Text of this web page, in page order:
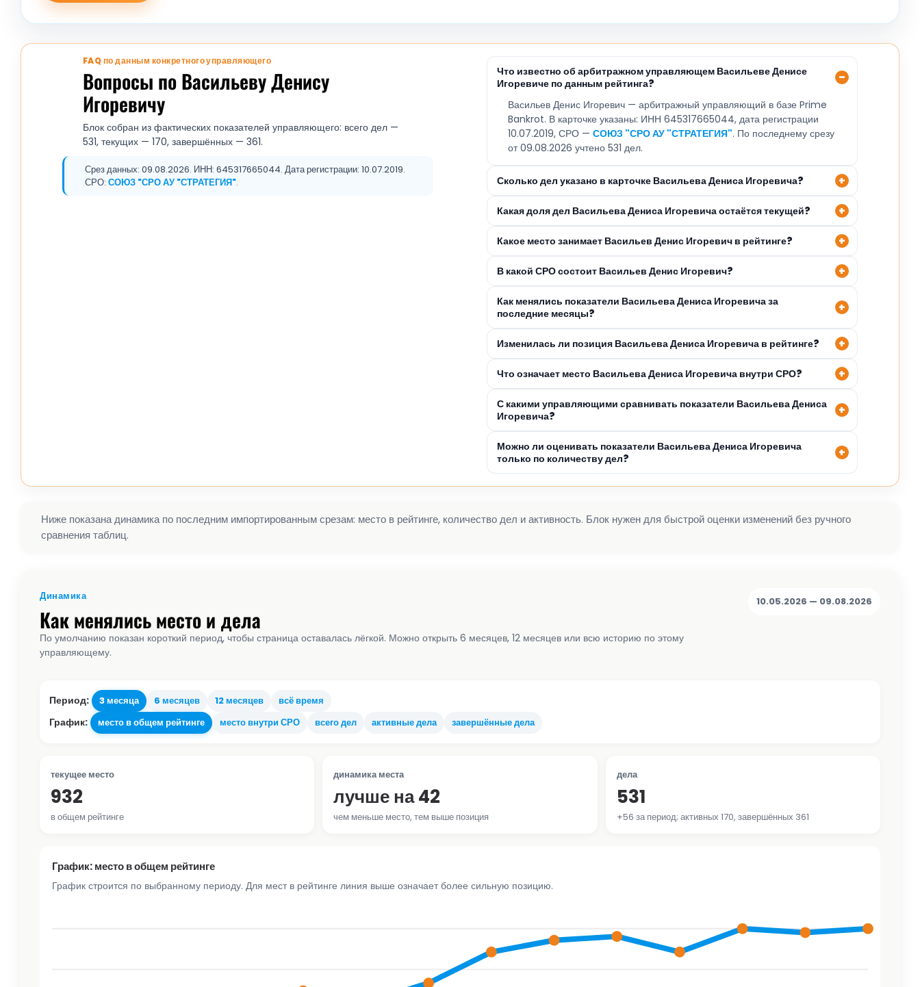
FAQ по данным конкретного управляющего
Вопросы по Васильеву Денису
Игоревичу
Блок собран из фактических показателей управляющего: всего дел —
531, текущих — 170, завершённых — 361.
Срез данных: 09.08.2026. ИНН: 645317665044. Дата регистрации: 10.07.2019.
СРО: СОЮЗ "СРО АУ "СТРАТЕГИЯ".
Что известно об арбитражном управляющем Васильеве Денисе
Игоревиче по данным рейтинга?
Васильев Денис Игоревич — арбитражный управляющий в базе Prime
Bankrot. В карточке указаны: ИНН 645317665044, дата регистрации
10.07.2019, СРО — СОЮЗ "СРО АУ "СТРАТЕГИЯ". По последнему срезу
от 09.08.2026 учтено 531 дел.
Сколько дел указано в карточке Васильева Дениса Игоревича?
Какая доля дел Васильева Дениса Игоревича остаётся текущей?
Какое место занимает Васильев Денис Игоревич в рейтинге?
В какой СРО состоит Васильев Денис Игоревич?
Как менялись показатели Васильева Дениса Игоревича за
последние месяцы?
Изменилась ли позиция Васильева Дениса Игоревича в рейтинге?
Что означает место Васильева Дениса Игоревича внутри СРО?
С какими управляющими сравнивать показатели Васильева Дениса
Игоревича?
Можно ли оценивать показатели Васильева Дениса Игоревича
только по количеству дел?
Ниже показана динамика по последним импортированным срезам: место в рейтинге, количество дел и активность. Блок нужен для быстрой оценки изменений без ручного
сравнения таблиц.
Динамика
Как менялись место и дела
По умолчанию показан короткий период, чтобы страница оставалась лёгкой. Можно открыть 6 месяцев, 12 месяцев или всю историю по этому
управляющему.
10.05.2026 — 09.08.2026
Период: 3 месяца 6 месяцев 12 месяцев всё время
График: место в общем рейтинге место внутри СРО всего дел активные дела завершённые дела
текущее место
932
в общем рейтинге
динамика места
лучше на 42
чем меньше место, тем выше позиция
дела
531
+56 за период; активных 170, завершённых 361
График: место в общем рейтинге
График строится по выбранному периоду. Для мест в рейтинге линия выше означает более сильную позицию.